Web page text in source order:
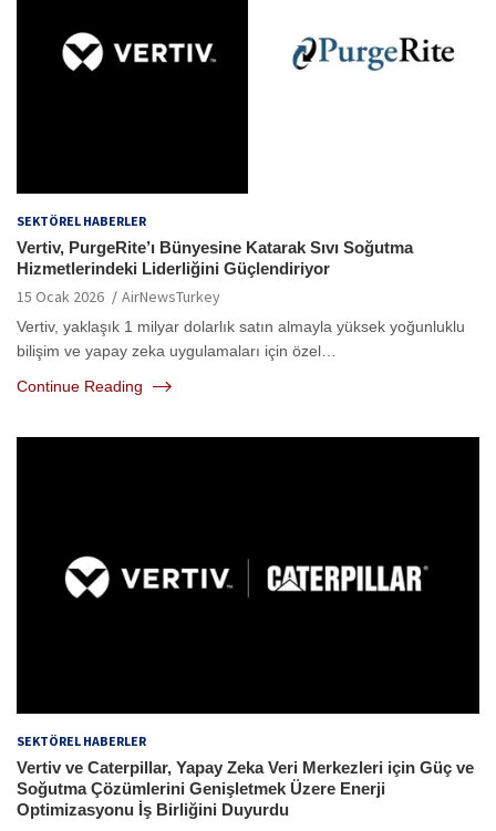
SEKTÖREL HABERLER
Vertiv, PurgeRite’ı Bünyesine Katarak Sıvı Soğutma
Hizmetlerindeki Liderliğini Güçlendiriyor
15 Ocak 2026 AirNewsTurkey
Vertiv, yaklaşık 1 milyar dolarlık satın almayla yüksek yoğunluklu
bilişim ve yapay zeka uygulamaları için özel…
Continue Reading
SEKTÖREL HABERLER
Vertiv ve Caterpillar, Yapay Zeka Veri Merkezleri için Güç ve
Soğutma Çözümlerini Genişletmek Üzere Enerji
Optimizasyonu İş Birliğini Duyurdu